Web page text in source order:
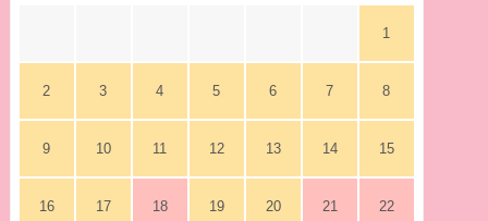
1
2 3 4 5 6 7 8
9 10 11 12 13 14 15
16 17 18 19 20 21 22